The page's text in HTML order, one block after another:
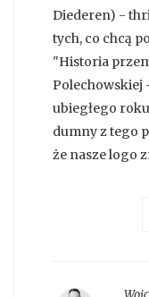
Diederen) -
tych, co chcą
"Historia
Polechowskiej
ubiegłego
dumny z tego
że nasze logo